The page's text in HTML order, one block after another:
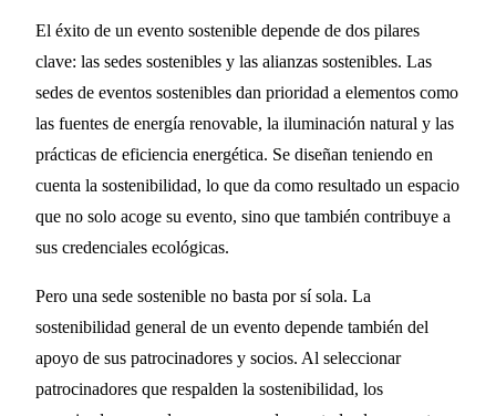
El éxito de un evento sostenible depende de dos pilares
clave: las sedes sostenibles y las alianzas sostenibles. Las
sedes de eventos sostenibles dan prioridad a elementos como
las fuentes de energía renovable, la iluminación natural y las
prácticas de eficiencia energética. Se diseñan teniendo en
cuenta la sostenibilidad, lo que da como resultado un espacio
que no solo acoge su evento, sino que también contribuye a
sus credenciales ecológicas.
Pero una sede sostenible no basta por sí sola. La
sostenibilidad general de un evento depende también del
apoyo de sus patrocinadores y socios. Al seleccionar
patrocinadores que respalden la sostenibilidad, los